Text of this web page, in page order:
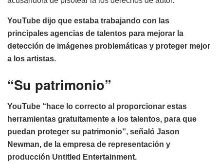
YouTube dijo que estaba trabajando con las
principales agencias de talentos para mejorar la
detección de imágenes problemáticas y proteger mejor
a los artistas.
“Su patrimonio”
YouTube “hace lo correcto al proporcionar estas
herramientas gratuitamente a los talentos, para que
puedan proteger su patrimonio”, señaló Jason
Newman, de la empresa de representación y
producción Untitled Entertainment.